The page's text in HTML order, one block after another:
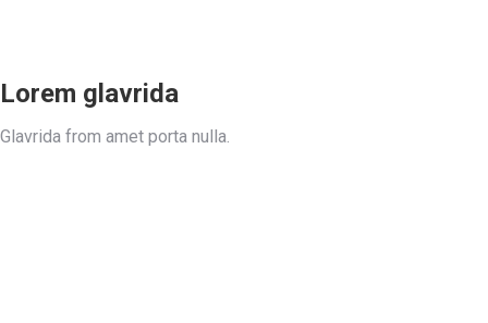
Lorem glavrida
Glavrida from amet porta nulla.